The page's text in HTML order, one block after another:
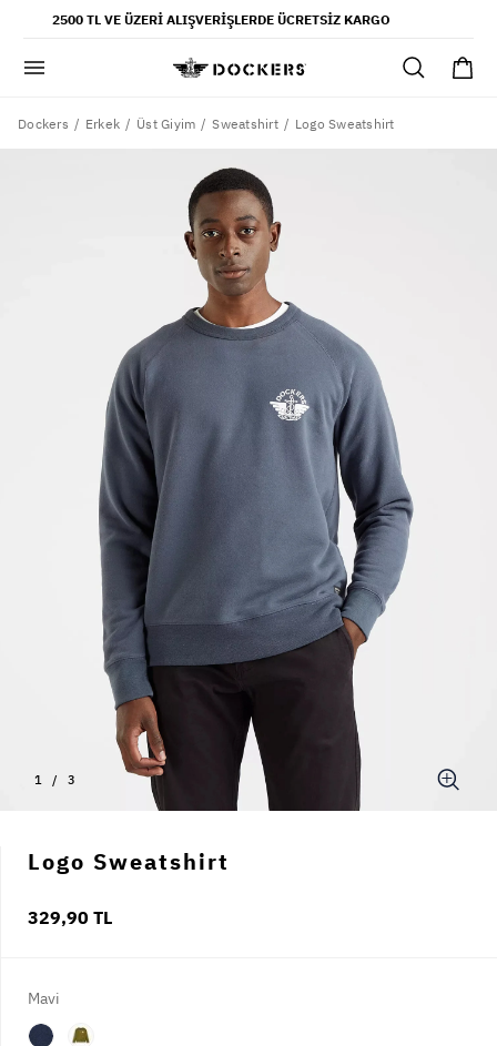
2500 TL VE ÜZERI ALIŞVERIŞLERDE ÜCRETSIZ KARGO
gömlek
şort
yaz koleksiyonu
Dockers Erkek Üst Giyim Sweatshirt Logo Sweatshirt
1 / 3
Logo Sweatshirt
329,90 TL
Mavi